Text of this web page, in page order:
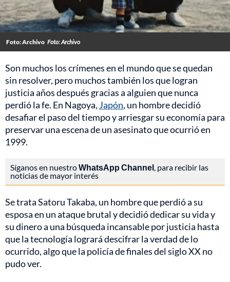
Foto: Archivo Foto: Archivo
Son muchos los crímenes en el mundo que se quedan
sin resolver, pero muchos también los que logran
justicia años después gracias a alguien que nunca
perdió la fe. En Nagoya, Japón, un hombre decidió
desafiar el paso del tiempo y arriesgar su economía para
preservar una escena de un asesinato que ocurrió en
1999.
Síganos en nuestroWhatsApp Channel, para recibir las
noticias de mayor interés
Se trata Satoru Takaba, un hombre que perdió a su
esposa en un ataque brutal y decidió dedicar su vida y
su dinero a una búsqueda incansable por justicia hasta
que la tecnología logrará descifrar la verdad de lo
ocurrido, algo que la policía de finales del siglo XX no
pudo ver.